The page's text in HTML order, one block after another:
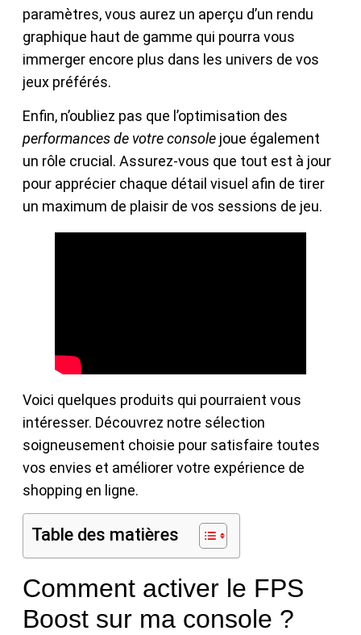
paramètres, vous aurez un aperçu d’un rendu
graphique haut de gamme qui pourra vous
immerger encore plus dans les univers de vos
jeux préférés.
Enfin, n’oubliez pas que l’optimisation des
performances de votre console joue également
un rôle crucial. Assurez-vous que tout est à jour
pour apprécier chaque détail visuel afin de tirer
un maximum de plaisir de vos sessions de jeu.
Voici quelques produits qui pourraient vous
intéresser. Découvrez notre sélection
soigneusement choisie pour satisfaire toutes
vos envies et améliorer votre expérience de
shopping en ligne.
Table des matières
Comment activer le FPS
Boost sur ma console ?